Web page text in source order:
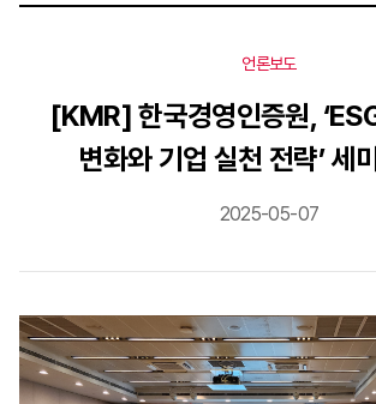
언론보도
[KMR] 한국경영인증원,
변화와 기업 실천 전략’ 세
2025-05-07